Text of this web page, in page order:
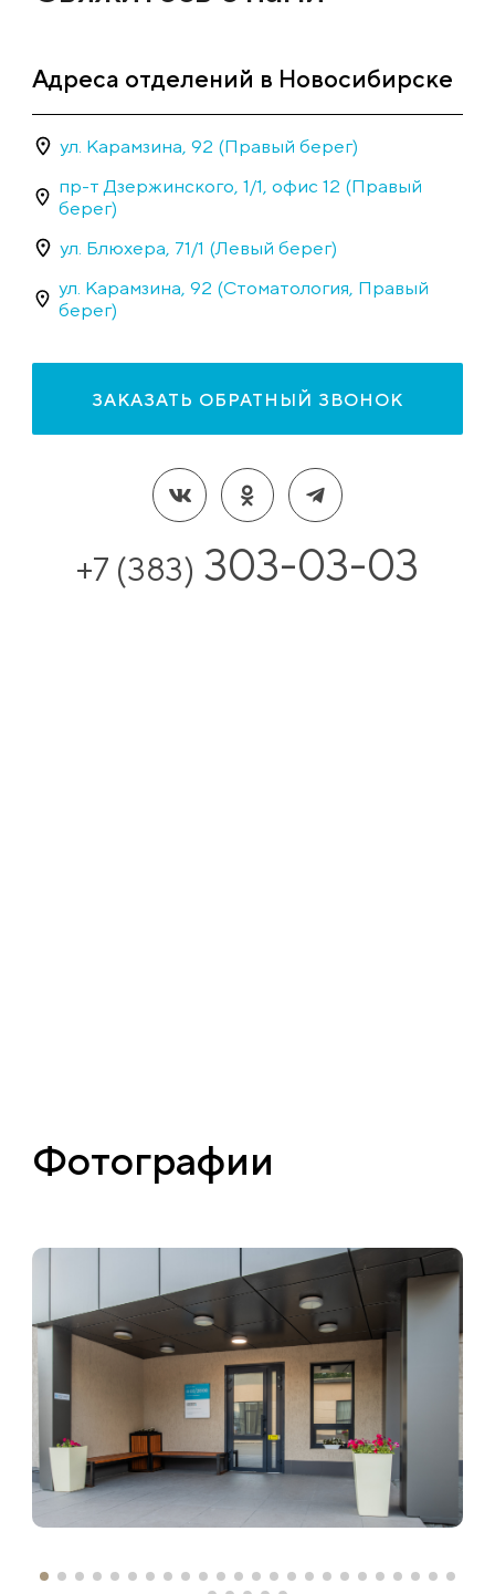
Адреса отделений в Новосибирске
ул. Карамзина, 92 (Правый берег)
пр-т Дзержинского, 1/1, офис 12 (Правый
берег)
ул. Блюхера, 71/1 (Левый берег)
ул. Карамзина, 92 (Стоматология, Правый
берег)
ЗАКАЗАТЬ ОБРАТНЫЙ ЗВОНОК
+7 (383) 303-03-03
Фотографии